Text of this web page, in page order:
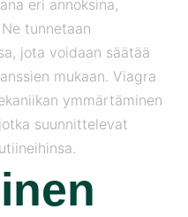
eri annoksina,
tunnetaan
jota voidaan säätää
mukaan. Viagra
ymmärtäminen
suunnittelevat